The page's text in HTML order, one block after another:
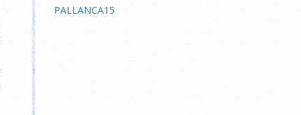
PALLANCA15